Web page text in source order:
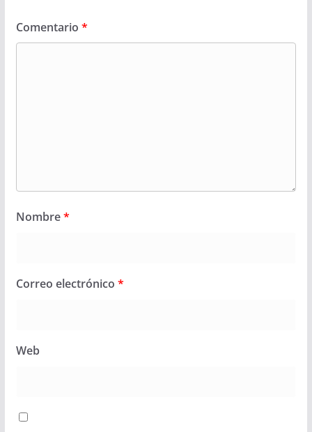
Comentario *
Nombre*
Correo electrónico *
Web